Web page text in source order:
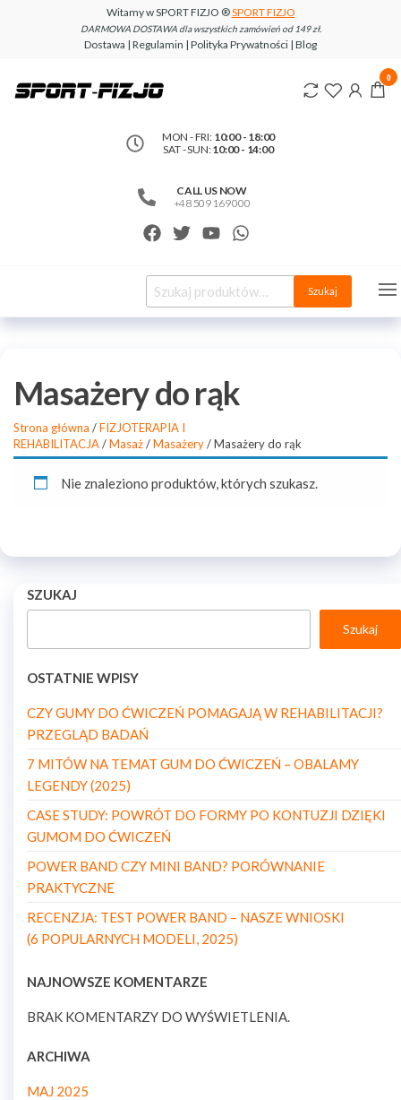
Witamy w SPORT FIZJO ®SPORT FIZJO
DARMOWA DOSTAWA dla wszystkich zamówień od 149 zł.
Dostawa | Regulamin | Polityka Prywatności | Blog
www.sport-
MON - FRI: 10:00 - 18:00
SAT - SUN:10:00 - 14:00
CALL US NOW
+48 509 169 000
0
Szukaj
Masażery do rąk
Strona główna /FIZJOTERAPIA I
REHABILITACJA/Masaż/Masażery/ Masażery do rąk
Nie znaleziono produktów, których szukasz.
SZUKAJ
Szukaj
OSTATNIE WPISY
CZY GUMY DO ĆWICZEŃ POMAGAJĄ W REHABILITACJI?
PRZEGLĄD BADAŃ
7 MITÓW NA TEMAT GUM DO ĆWICZEŃ – OBALAMY
LEGENDY (2025)
CASE STUDY: POWRÓT DO FORMY PO KONTUZJI DZIĘKI
GUMOM DO ĆWICZEŃ
POWER BAND CZY MINI BAND? PORÓWNANIE
PRAKTYCZNE
RECENZJA: TEST POWER BAND – NASZE WNIOSKI
(6 POPULARNYCH MODELI, 2025)
NAJNOWSZE KOMENTARZE
BRAK KOMENTARZY DO WYŚWIETLENIA.
ARCHIWA
MAJ 2025